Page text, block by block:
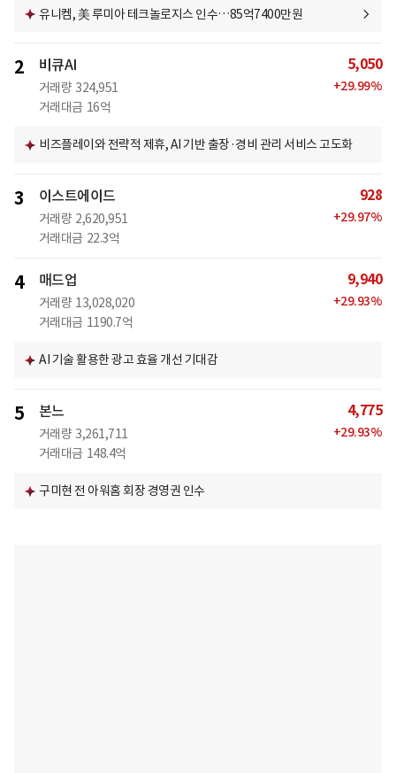
유니켐, 美 루미아 테크놀로지스 인수…85억7400만원
2 비큐AI
거래량 324,951
거래대금 16억
5,050
+29.99%
비즈플레이와 전략적 제휴, AI 기반 출장·경비 관리 서비스 고도화
3 이스트에이드
거래량 2,620,951
거래대금 22.3억
928
+29.97%
4 매드업
거래량 13,028,020
거래대금 1190.7억
9,940
+29.93%
AI 기술 활용한 광고 효율 개선 기대감
5 본느
거래량 3,261,711
거래대금 148.4억
4,775
+29.93%
구미현 전 아워홈 회장 경영권 인수